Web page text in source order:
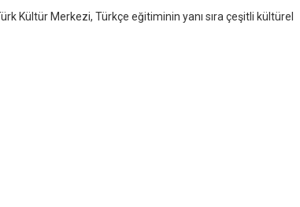
Kültür Merkezi, Türkçe eğitiminin yanı sıra çeşitli kültürel